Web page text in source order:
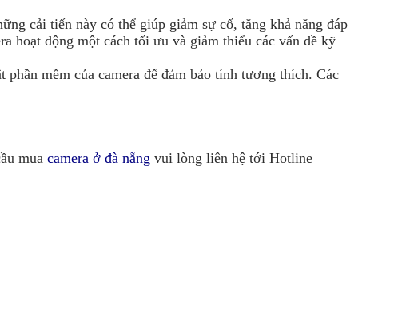
cải tiến này có thể giúp giảm sự cố, tăng khả năng đáp
hoạt động một cách tối ưu và giảm thiểu các vấn đề kỹ
mềm của camera để đảm bảo tính tương thích. Các
mua camera ở đà nẵng vui lòng liên hệ tới Hotline